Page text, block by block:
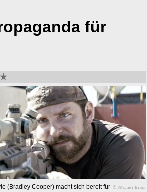
für
(Bradley Cooper) macht sich bereit für © Warner Bros.